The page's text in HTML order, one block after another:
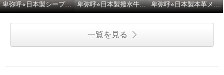
卑弥呼⭐︎日本製シープレザー4cmヒールバレエパンプスをご紹介いたします。 卑弥呼⭐︎日本製撥水牛革グルカパンプスをご紹介いたします。 卑弥呼⭐︎日本製本革メタルポイントフラットパンプスをご紹介いたします。
一覧を見る